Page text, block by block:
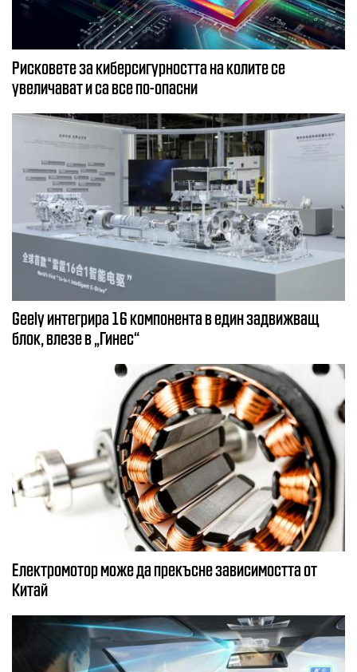
Рисковете за киберсигурността на колите се
увеличават и са все по-опасни
Geely интегрира 16 компонента в един задвижващ
блок, влезе в „Гинес“
Електромотор може да прекъсне зависимостта от
Китай